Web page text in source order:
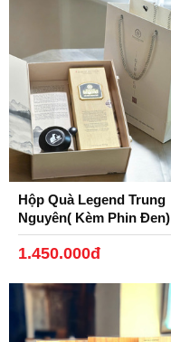
Hộp Quà Legend Trung
Nguyên( Kèm Phin Đen)
1.450.000đ